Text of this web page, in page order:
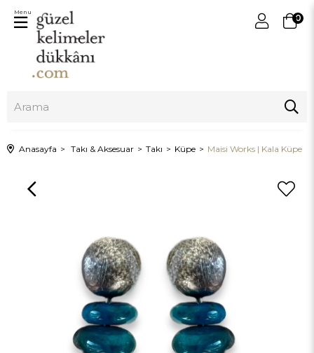
0
Menu
Anasayfa Takı & Aksesuar Takı Küpe Maisi Works | Kala Küpe